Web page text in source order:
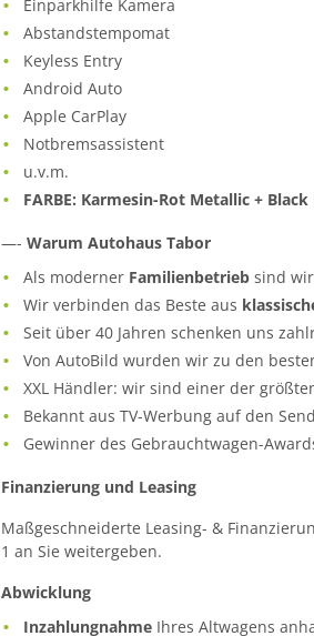
Einparkhilfe Kamera
Abstandstempomat
Keyless Entry
Android Auto
Apple CarPlay
Notbremsassistent
u.v.m.
FARBE: Karmesin-Rot Metallic +
—- Warum Autohaus Tabor
Als moderner Familienbetrieb sind
Wir verbinden das Beste aus
Seit über 40 Jahren schenken uns
Von AutoBild wurden wir zu den
XXL Händler: wir sind einer der
Bekannt aus TV-Werbung auf den
Gewinner des Gebrauchtwagen-
Finanzierung und Leasing
Maßgeschneiderte Leasing- &
1 an Sie weitergeben.
Abwicklung
Inzahlungnahme Ihres Altwagens